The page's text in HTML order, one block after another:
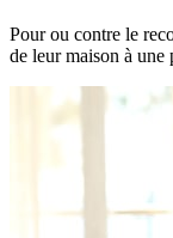
Pour ou contre le
de leur maison à une